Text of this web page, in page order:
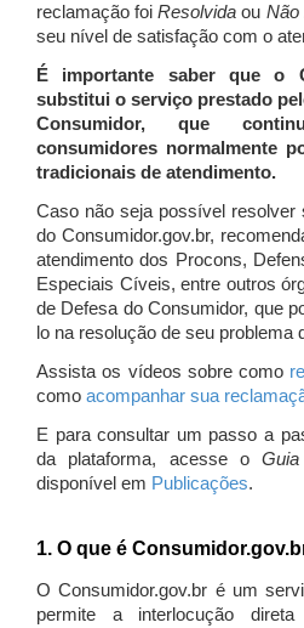
reclamação foiResolvida ou Não
seu nível de satisfação com o
É importante saber que o
substitui o serviço prestado
Consumidor, que
consumidores normalmente
tradicionais de atendimento.
Caso não seja possível resolver
do Consumidor.gov.br,
atendimento dos Procons,
Especiais Cíveis, entre outros
de Defesa do Consumidor, que
lo na resolução de seu problema
Assista os vídeos sobre como
como acompanhar sua
E para consultar um passo a
da plataforma, acesse o
disponível em Publicações.
1. O que é
O Consumidor.gov.br é um
permite a interlocução